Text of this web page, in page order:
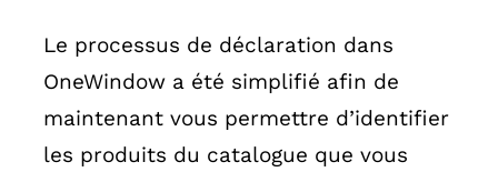
Le processus de déclaration dans
OneWindow a été simplifié afin de
maintenant vous permettre d’identifier
les produits du catalogue que vous